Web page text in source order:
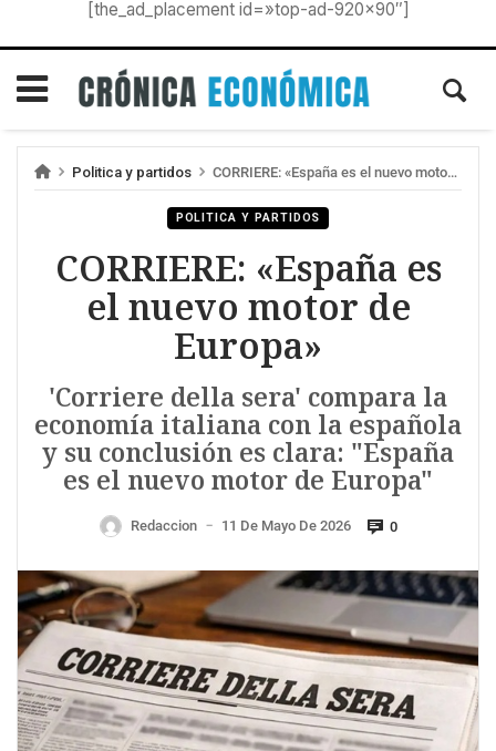
[the_ad_placement id=»top-ad-920×90″]
Politica y partidos CORRIERE: «España es el nuevo motor de Europa»
POLITICA Y PARTIDOS
CORRIERE: «España es
el nuevo motor de
Europa»
'Corriere della sera' compara la
economía italiana con la española
y su conclusión es clara: "España
es el nuevo motor de Europa"
Redaccion — 11 De Mayo De 2026 0